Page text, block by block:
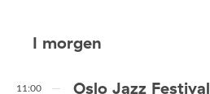
I morgen
11:00 Oslo Jazz Festival